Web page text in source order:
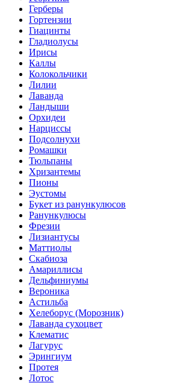
Герберы
Гортензии
Гиацинты
Гладиолусы
Ирисы
Каллы
Колокольчики
Лилии
Лаванда
Ландыши
Орхидеи
Нарциссы
Подсолнухи
Ромашки
Тюльпаны
Хризантемы
Пионы
Эустомы
Букет из ранункулюсов
Ранункулюсы
Фрезии
Лизиантусы
Маттиолы
Скабиоза
Амариллисы
Дельфиниумы
Вероника
Астильба
Хелеборус (Морозник)
Лаванда сухоцвет
Клематис
Лагурус
Эрингиум
Протея
Лотос